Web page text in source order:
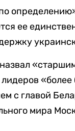
ее
с главой
мира